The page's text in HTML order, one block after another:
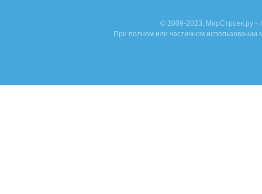
© 2009-2023, МирСтроек.ру -
При полном или частичном использовании